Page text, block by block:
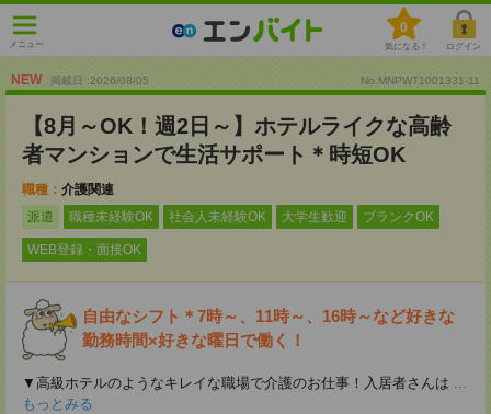
メニュー
0
気になる！ ログイン
NEW 掲載日 :2026/08/05 No.MNPWT1001331-11
【8月～OK！週2日～】ホテルライクな高齢
者マンションで生活サポート＊時短OK
職種： 介護関連
派遣
職種未経験OK 社会人未経験OK 大学生歓迎 ブランクOK
WEB登録・面接OK
自由なシフト＊7時～、11時～、16時～など好きな
勤務時間×好きな曜日で働く！
▼高級ホテルのようなキレイな職場で介護のお仕事！入居者さんは ...
もっとみる